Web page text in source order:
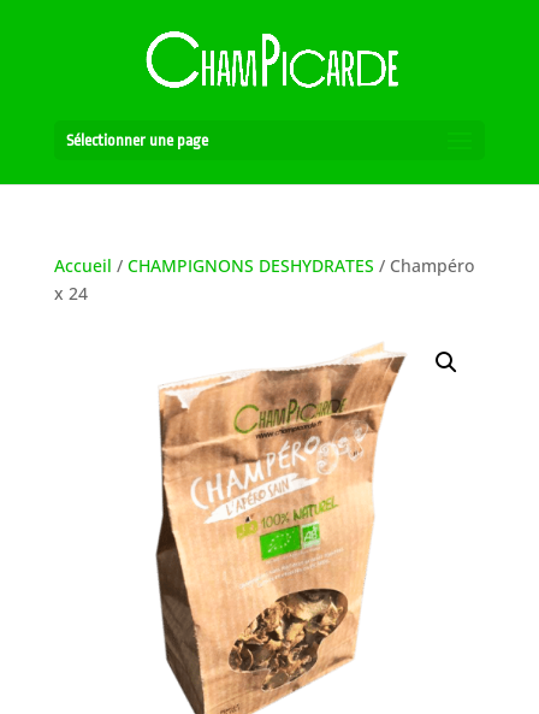
Sélectionner une page
Accueil / CHAMPIGNONS DESHYDRATES / Champéro
x 24